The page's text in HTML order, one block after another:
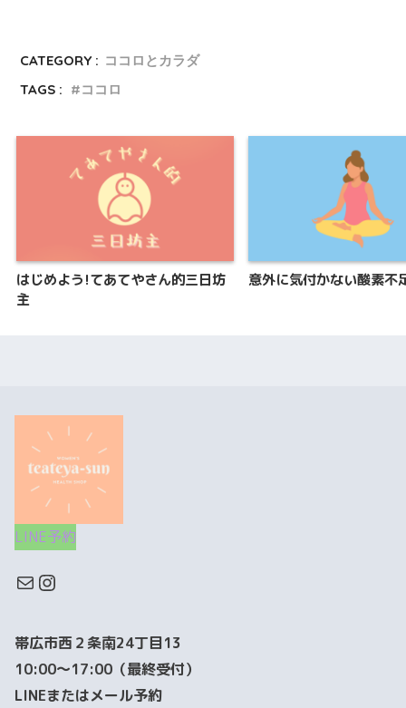
CATEGORY : ココロとカラダ
TAGS :
ココロ
はじめよう!てあてやさん的三日坊
主
意外に気付かない酸素不
LINE予約
帯広市西２条南24丁目13
10:00～17:00（最終受付）
LINEまたはメール予約